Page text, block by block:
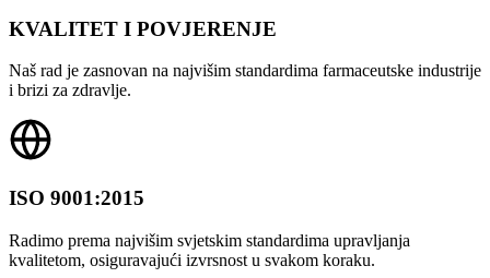
KVALITET I POVJERENJE
Naš rad je zasnovan na najvišim standardima farmaceutske industrije
i brizi za zdravlje.
ISO 9001:2015
Radimo prema najvišim svjetskim standardima upravljanja
kvalitetom, osiguravajući izvrsnost u svakom koraku.